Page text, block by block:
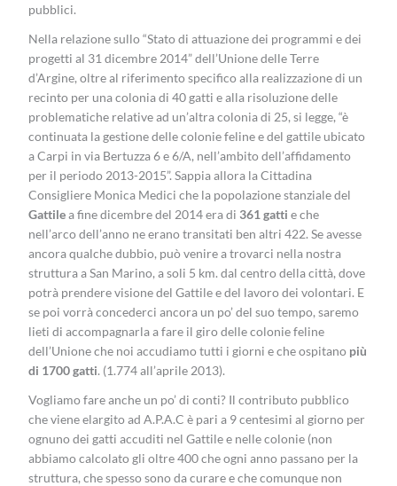
pubblici.
Nella relazione sullo “Stato di attuazione dei programmi e dei
progetti al 31 dicembre 2014” dell’Unione delle Terre
d’Argine, oltre al riferimento specifico alla realizzazione di un
recinto per una colonia di 40 gatti e alla risoluzione delle
problematiche relative ad un’altra colonia di 25, si legge, “è
continuata la gestione delle colonie feline e del gattile ubicato
a Carpi in via Bertuzza 6 e 6/A, nell’ambito dell’affidamento
per il periodo 2013-2015”. Sappia allora la Cittadina
Consigliere Monica Medici che la popolazione stanziale del
Gattilea fine dicembre del 2014 era di 361 gatti e che
nell’arco dell’anno ne erano transitati ben altri 422. Se avesse
ancora qualche dubbio, può venire a trovarci nella nostra
struttura a San Marino, a soli 5 km. dal centro della città, dove
potrà prendere visione del Gattile e del lavoro dei volontari. E
se poi vorrà concederci ancora un po’ del suo tempo, saremo
lieti di accompagnarla a fare il giro delle colonie feline
dell’Unione che noi accudiamo tutti i giorni e che ospitano più
di 1700 gatti. (1.774 all’aprile 2013).
Vogliamo fare anche un po’ di conti? Il contributo pubblico
che viene elargito ad A.P.A.C è pari a 9 centesimi al giorno per
ognuno dei gatti accuditi nel Gattile e nelle colonie (non
abbiamo calcolato gli oltre 400 che ogni anno passano per la
struttura, che spesso sono da curare e che comunque non